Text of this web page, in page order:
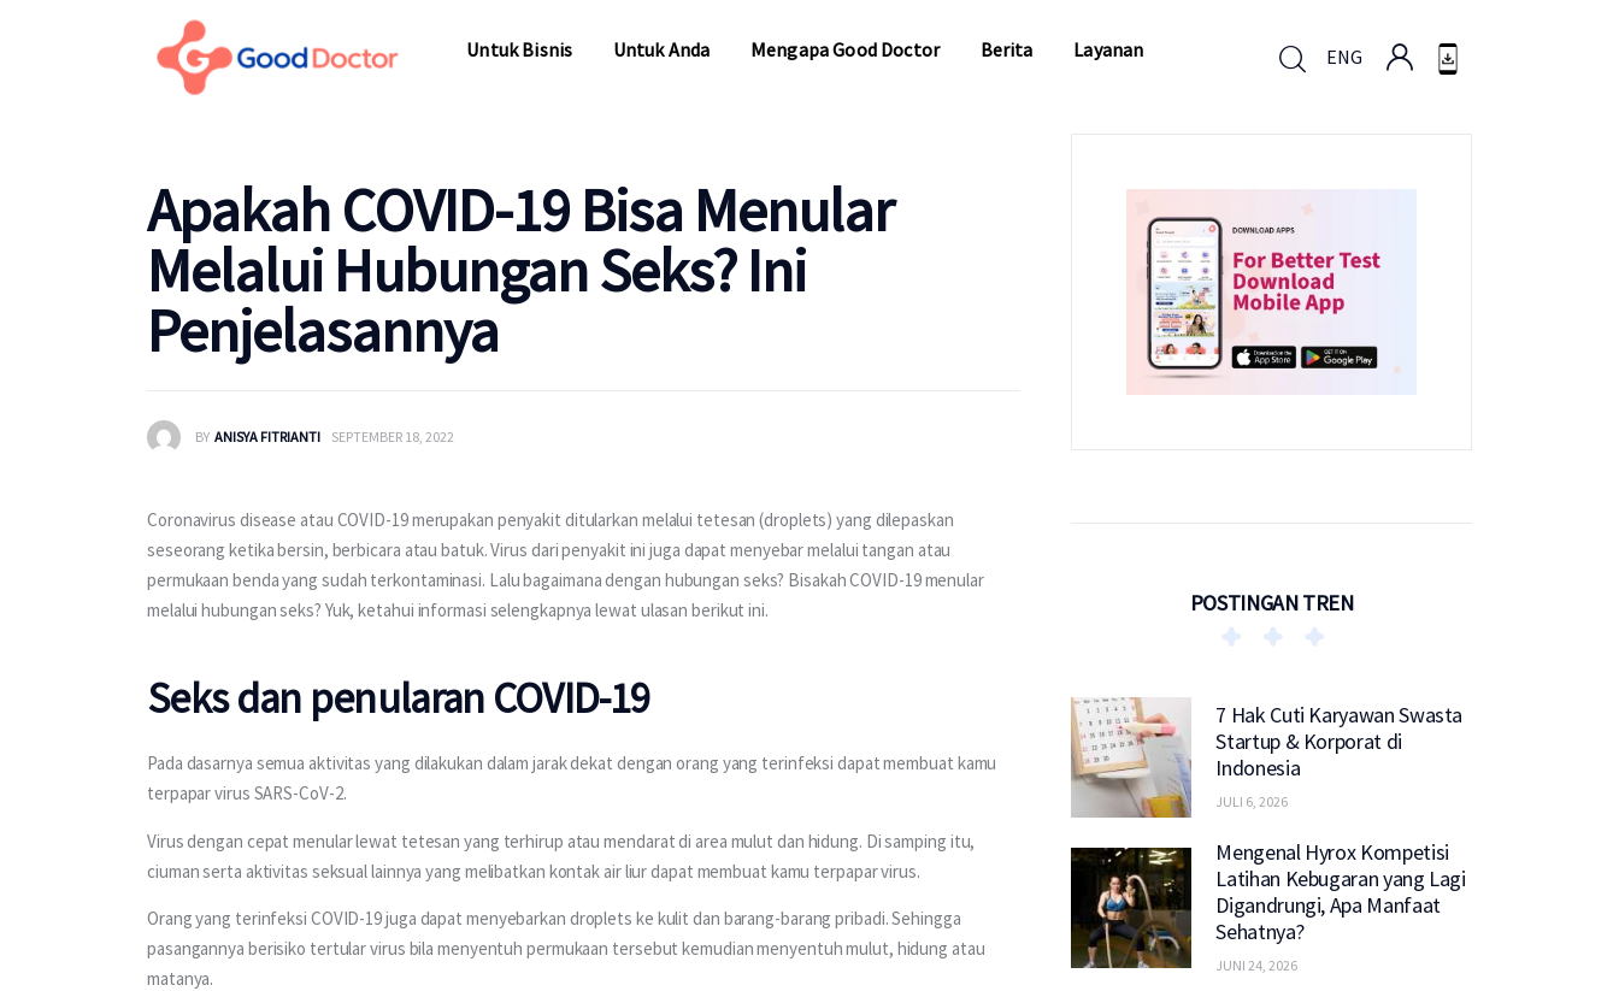
Untuk Bisnis Untuk Anda Mengapa Good Doctor Berita Layanan ENG
Apakah COVID-19 Bisa Menular
Melalui Hubungan Seks? Ini
Penjelasannya
BY ANISYA FITRIANTI SEPTEMBER 18, 2022
Coronavirus disease atau COVID-19 merupakan penyakit ditularkan melalui tetesan (droplets) yang dilepaskan
seseorang ketika bersin, berbicara atau batuk. Virus dari penyakit ini juga dapat menyebar melalui tangan atau
permukaan benda yang sudah terkontaminasi. Lalu bagaimana dengan hubungan seks? Bisakah COVID-19 menular
melalui hubungan seks? Yuk, ketahui informasi selengkapnya lewat ulasan berikut ini.
Seks dan penularan COVID-19
Pada dasarnya semua aktivitas yang dilakukan dalam jarak dekat dengan orang yang terinfeksi dapat membuat kamu
terpapar virus SARS-CoV-2.
Virus dengan cepat menular lewat tetesan yang terhirup atau mendarat di area mulut dan hidung. Di samping itu,
ciuman serta aktivitas seksual lainnya yang melibatkan kontak air liur dapat membuat kamu terpapar virus.
Orang yang terinfeksi COVID-19 juga dapat menyebarkan droplets ke kulit dan barang-barang pribadi. Sehingga
pasangannya berisiko tertular virus bila menyentuh permukaan tersebut kemudian menyentuh mulut, hidung atau
matanya.
POSTINGAN TREN
7 Hak Cuti Karyawan Swasta
Startup & Korporat di
Indonesia
JULI 6, 2026
Mengenal Hyrox Kompetisi
Latihan Kebugaran yang Lagi
Digandrungi, Apa Manfaat
Sehatnya?
JUNI 24, 2026